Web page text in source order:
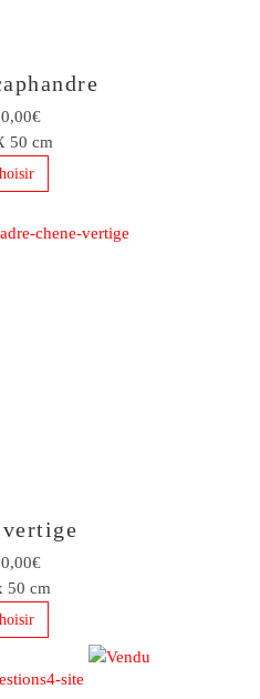
50 cm
50 cm